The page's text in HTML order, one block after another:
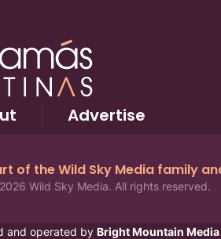
Advertise
of the Wild Sky Media family
Wild Sky Media. All rights reserved.
and operated by Bright Mountain Media